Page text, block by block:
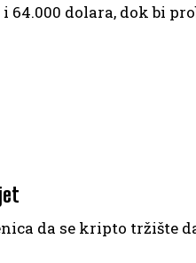
64.000 dolara, dok bi
da se kripto tržište